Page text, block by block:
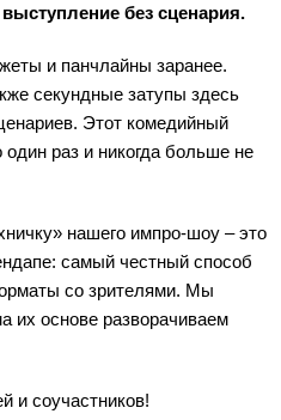
без сценария.
и панчлайны заранее.
секундные затупы здесь
Этот комедийный
раз и никогда больше не
нашего импро-шоу – это
самый честный способ
со зрителями. Мы
их основе разворачиваем
и соучастников!